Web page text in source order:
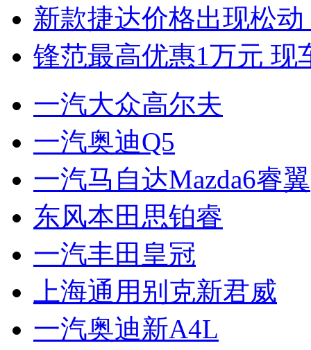
新款捷达价格出现松
锋范最高优惠1万元 现
一汽大众高尔夫
一汽奥迪Q5
一汽马自达Mazda6睿翼
东风本田思铂睿
一汽丰田皇冠
上海通用别克新君威
一汽奥迪新A4L